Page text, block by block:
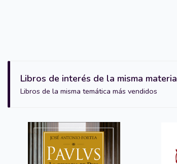
Libros de interés de la misma materia
Libros de la misma temática más vendidos